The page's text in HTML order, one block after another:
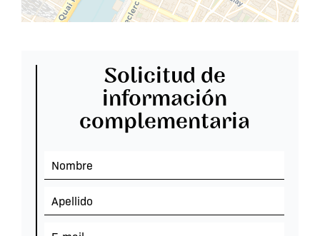
Solicitud de
información
complementaria